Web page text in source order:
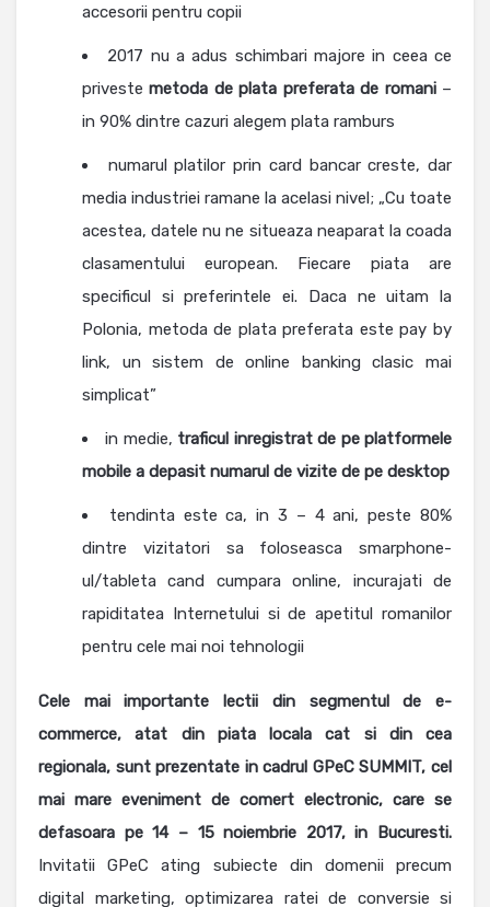
accesorii pentru copii
2017 nu a adus schimbari majore in ceea ce
privestemetoda de plata preferata de romani–
in 90% dintre cazuri alegem plata ramburs
numarul platilor prin card bancar creste, dar
media industriei ramane la acelasi nivel; „Cu toate
acestea, datele nu ne situeaza neaparat la coada
clasamentului european. Fiecare piata are
specificul si preferintele ei. Daca ne uitam la
Polonia, metoda de plata preferata este pay by
link, un sistem de online banking clasic mai
simplicat”
in medie, traficul inregistrat de pe platformele
mobile a depasit numarul de vizite de pe desktop
tendinta este ca, in 3 – 4 ani, peste 80%
dintre vizitatori sa foloseasca smarphone-
ul/tableta cand cumpara online, incurajati de
rapiditatea Internetului si de apetitul romanilor
pentru cele mai noi tehnologii
Cele mai importante lectii din segmentul de e-
commerce, atat din piata locala cat si din cea
regionala, sunt prezentate in cadrul GPeC SUMMIT, cel
mai mare eveniment de comert electronic, care se
defasoara pe 14 – 15 noiembrie 2017, in Bucuresti.
Invitatii GPeC ating subiecte din domenii precum
digital marketing, optimizarea ratei de conversie si